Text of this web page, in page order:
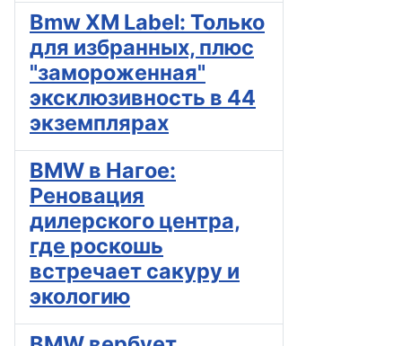
Bmw XM Label: Только
для избранных, плюс
"замороженная"
эксклюзивность в 44
экземплярах
BMW в Нагое:
Реновация
дилерского центра,
где роскошь
встречает сакуру и
экологию